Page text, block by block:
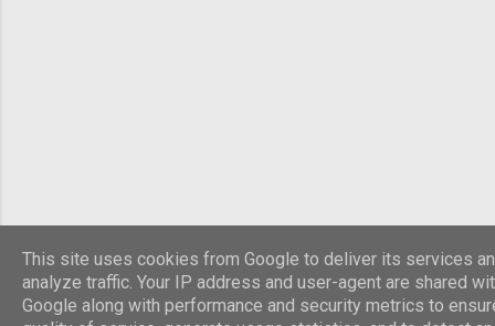
This site uses cookies from Google to deliver its services
analyze traffic. Your IP address and user-agent are shared
Google along with performance and security metrics to